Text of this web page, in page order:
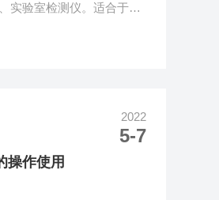
实验室检测仪。适合于含
感膜的、能对离子或分子
：仪器主板、打印机、液
、分配阀及阀检器等，可
提示。2．进入活化电极
2022
5-7
操作使用